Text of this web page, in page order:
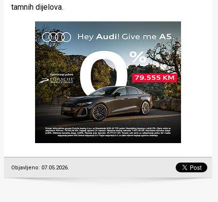
tamnih dijelova.
Objavljeno: 07.05.2026.